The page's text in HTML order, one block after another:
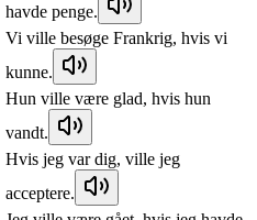
havde penge.
Vi ville besøge Frankrig, hvis vi
kunne.
Hun ville være glad, hvis hun
vandt.
Hvis jeg var dig, ville jeg
acceptere.